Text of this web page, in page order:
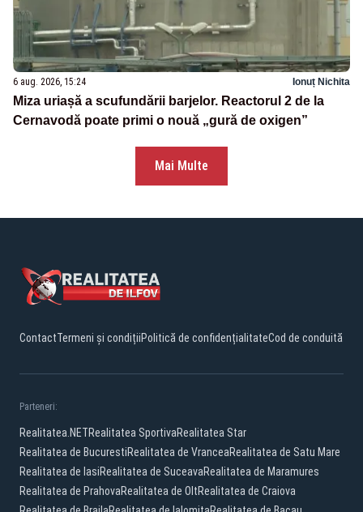
6 aug. 2026, 15:24 Ionuț Nichita
Miza uriașă a scufundării barjelor. Reactorul 2 de la
Cernavodă poate primi o nouă „gură de oxigen”
Mai Multe
ContactTermeni și condițiiPolitică de confidențialitateCod de conduită
Parteneri:
Realitatea.NETRealitatea SportivaRealitatea Star
Realitatea de BucurestiRealitatea de VranceaRealitatea de Satu Mare
Realitatea de IasiRealitatea de SuceavaRealitatea de Maramures
Realitatea de PrahovaRealitatea de OltRealitatea de Craiova